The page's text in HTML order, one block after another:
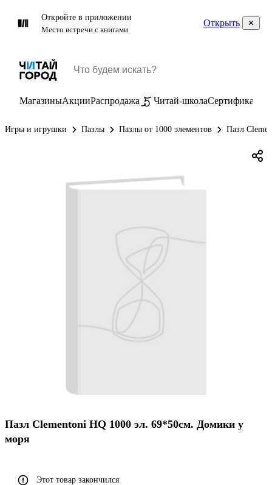
Откройте в приложении
Место встречи с книгами
Открыть
МагазиныАкцииРаспродажа Читай-школаСертификаты
Игры и игрушки Пазлы Пазлы от 1000 элементов Пазл
Пазл Clementoni HQ 1000 эл. 69*50см. Домики у
моря
Этот товар закончился